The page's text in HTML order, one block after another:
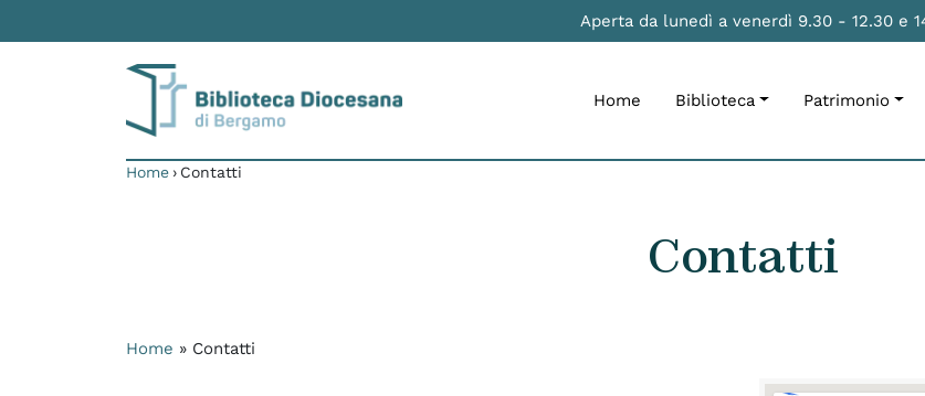
Aperta da lunedì a venerdì 9.30 - 12.30 e
Home Biblioteca Patrimonio
Home › Contatti
Contatti
Home » Contatti